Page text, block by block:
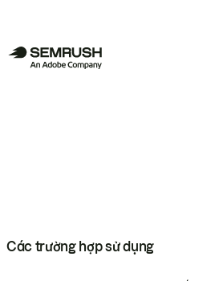
Các trường hợp sử dụng